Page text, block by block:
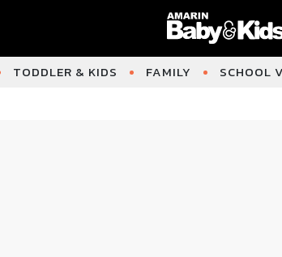
TODDLER & KIDS FAMILY SCHOOL